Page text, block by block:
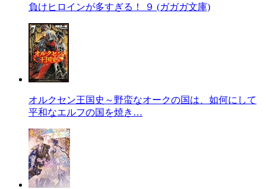
負けヒロインが多すぎる！ ９ (ガガガ文庫)
オルクセン王国史～野蛮なオークの国は、如何にして
平和なエルフの国を焼き…